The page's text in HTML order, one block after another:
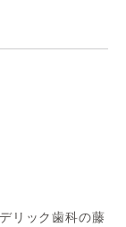
リック歯科の藤